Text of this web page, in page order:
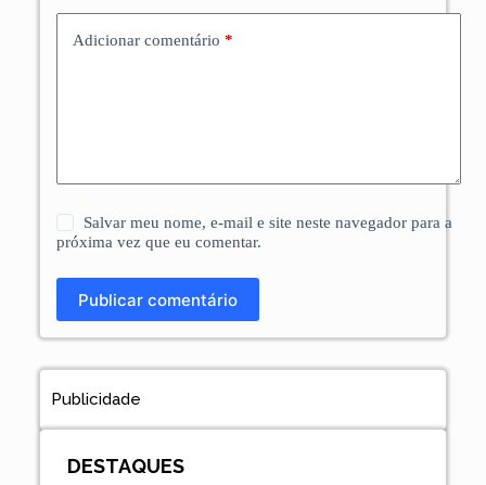
Adicionar comentário *
Salvar meu nome, e-mail e site neste navegador para a
próxima vez que eu comentar.
Publicar comentário
Publicidade
DESTAQUES